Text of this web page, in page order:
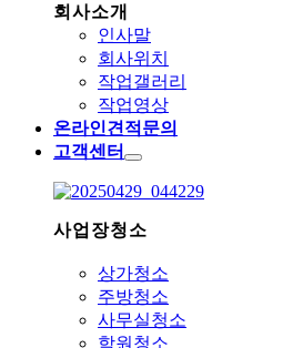
회사소개
인사말
회사위치
작업갤러리
작업영상
온라인견적문의
고객센터
사업장청소
상가청소
주방청소
사무실청소
학원청소